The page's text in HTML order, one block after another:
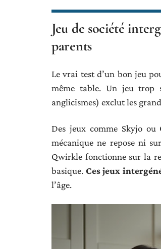
Jeu de société
parents
Le vrai test d’un bon jeu
même table. Un jeu trop
anglicismes) exclut les
Des jeux comme Skyjo
mécanique ne repose ni
Qwirkle fonctionne sur la
basique. Ces jeux
l’âge.